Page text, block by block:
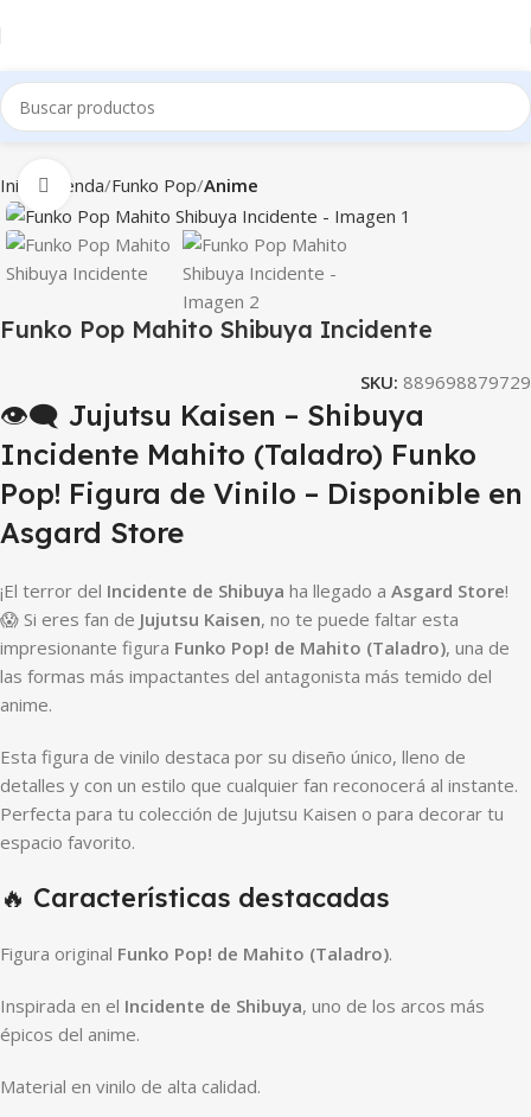
Inicio Tienda Funko Pop Anime
Clic para ampliar
Funko Pop Mahito Shibuya Incidente
SKU: 889698879729
👁️‍🗨️ Jujutsu Kaisen – Shibuya
Incidente Mahito (Taladro) Funko
Pop! Figura de Vinilo – Disponible en
Asgard Store
¡El terror del Incidente de Shibuya ha llegado a Asgard Store!
😱 Si eres fan de Jujutsu Kaisen, no te puede faltar esta
impresionante figura Funko Pop! de Mahito (Taladro), una de
las formas más impactantes del antagonista más temido del
anime.
Esta figura de vinilo destaca por su diseño único, lleno de
detalles y con un estilo que cualquier fan reconocerá al instante.
Perfecta para tu colección de Jujutsu Kaisen o para decorar tu
espacio favorito.
🔥 Características destacadas
Figura original Funko Pop! de Mahito (Taladro).
Inspirada en el Incidente de Shibuya, uno de los arcos más
épicos del anime.
Material en vinilo de alta calidad.